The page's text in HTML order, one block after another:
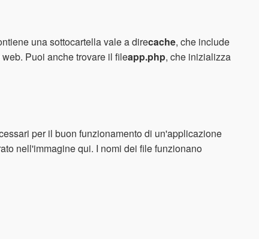
una sottocartella vale a direcache, che include
Puoi anche trovare il fileapp.php, che inizializza
per il buon funzionamento di un'applicazione
nell'immagine qui. I nomi dei file funzionano